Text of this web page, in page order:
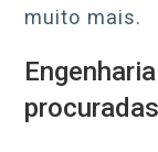
muito mais.
procuradas